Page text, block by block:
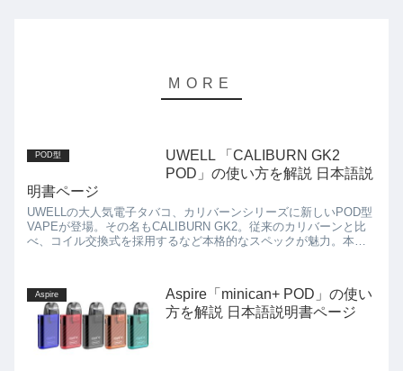
POD型
UWELL 「CALIBURN GK2
POD」の使い方を解説 日本語説
明書ページ
UWELLの大人気電子タバコ、カリバーンシリーズに新しいPOD型
VAPEが登場。その名もCALIBURN GK2。従来のカリバーンと比
べ、コイル交換式を採用するなど本格的なスペックが魅力。本記
Aspire
Aspire「minican+ POD」の使い
方を解説 日本語説明書ページ